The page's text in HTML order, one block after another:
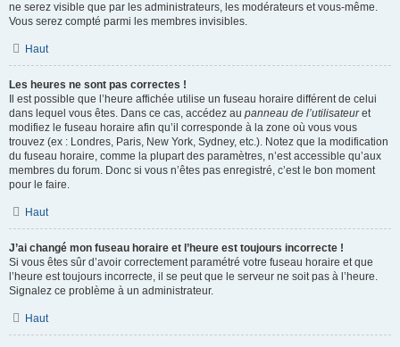
ne serez visible que par les administrateurs, les modérateurs et vous-même.
Vous serez compté parmi les membres invisibles.
Haut
Les heures ne sont pas correctes !
Il est possible que l’heure affichée utilise un fuseau horaire différent de celui
dans lequel vous êtes. Dans ce cas, accédez au panneau de l’utilisateuret
modifiez le fuseau horaire afin qu’il corresponde à la zone où vous vous
trouvez (ex : Londres, Paris, New York, Sydney, etc.). Notez que la modification
du fuseau horaire, comme la plupart des paramètres, n’est accessible qu’aux
membres du forum. Donc si vous n’êtes pas enregistré, c’est le bon moment
pour le faire.
Haut
J’ai changé mon fuseau horaire et l’heure est toujours incorrecte !
Si vous êtes sûr d’avoir correctement paramétré votre fuseau horaire et que
l’heure est toujours incorrecte, il se peut que le serveur ne soit pas à l’heure.
Signalez ce problème à un administrateur.
Haut